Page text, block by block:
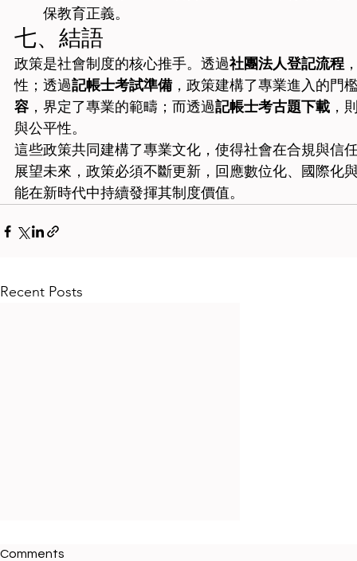
保教育正義。
七、結語
政策是社會制度的核心推手。透過社團法人登記流程
性；透過記帳士考試準備，政策建構了專業進入的門
容 ，界定了專業的範疇；而透過記帳士考古題下載 ，
與公平性。
這些政策共同建構了專業文化，使得社會在合規與信
展望未來，政策必須不斷更新，回應數位化、國際化
能在新時代中持續發揮其制度價值。
Recent Posts
Comments